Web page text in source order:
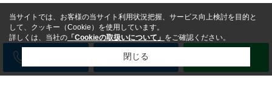
メール
当サイトでは、お客様の当サイト利用状況把握、サービス向上検討を目的と
して、クッキー（Cookie）を使用しています。
詳しくは、当社の 「Cookieの取扱いについて」 をご確認ください。
閉じる